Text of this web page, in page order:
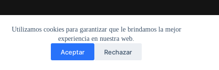
Bienvenidos a nuestra tienda online. Estamos listos para brindarte lo
Utilizamos cookies para garantizar que le brindamos la mejor
experiencia en nuestra web.
Aceptar Rechazar